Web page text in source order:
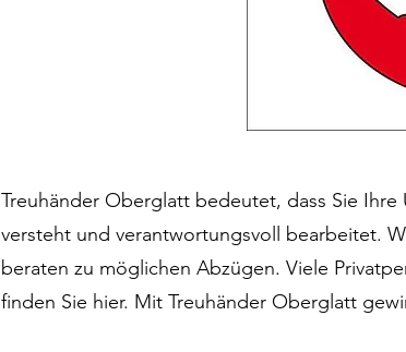
Treuhänder Oberglatt bedeutet, dass Sie
versteht und verantwortungsvoll bearbeitet.
beraten zu möglichen Abzügen. Viele
finden Sie hier. Mit Treuhänder Oberglatt